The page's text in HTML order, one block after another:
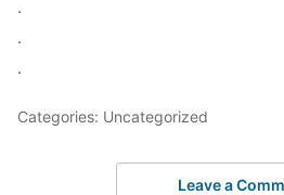
.
.
.
Categories: Uncategorized
Leave a